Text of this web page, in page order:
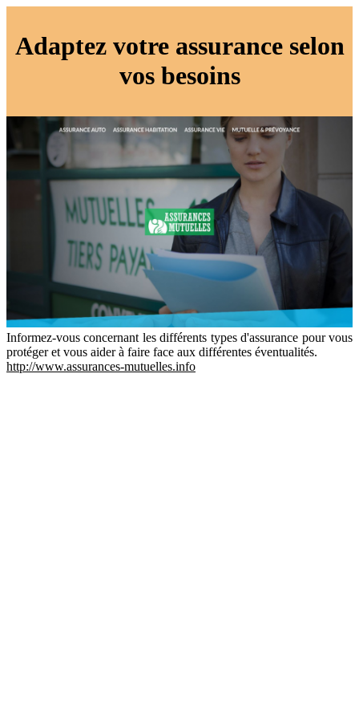
Adaptez votre assurance selon
vos besoins
Informez-vous concernant les différents types d'assurance pour vous
protéger et vous aider à faire face aux différentes éventualités.
http://www.assurances-mutuelles.info